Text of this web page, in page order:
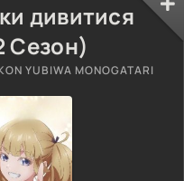
дивитися
Сезон)
YUBIWA MONOGATARI